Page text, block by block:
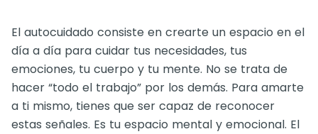
El autocuidado consiste en crearte un espacio en el
día a día para cuidar tus necesidades, tus
emociones, tu cuerpo y tu mente. No se trata de
hacer “todo el trabajo” por los demás. Para amarte
a ti mismo, tienes que ser capaz de reconocer
estas señales. Es tu espacio mental y emocional. El